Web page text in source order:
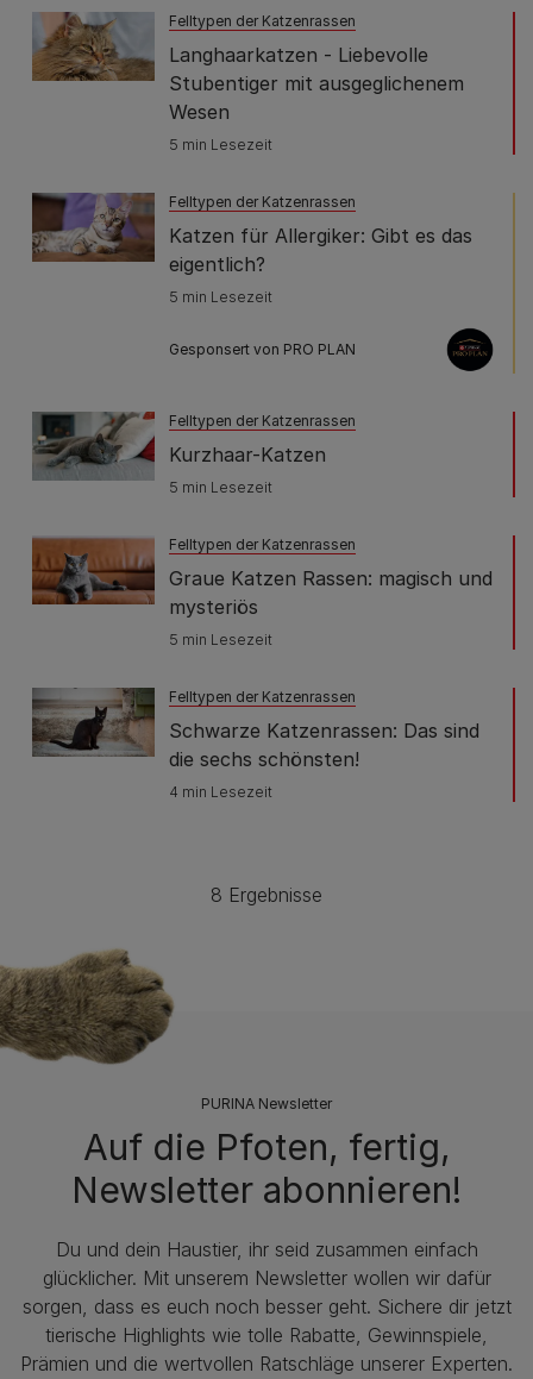
Felltypen der Katzenrassen
Langhaarkatzen - Liebevolle
Stubentiger mit ausgeglichenem
Wesen
5 min Lesezeit
Felltypen der Katzenrassen
Katzen für Allergiker: Gibt es das
eigentlich?
5 min Lesezeit
Gesponsert von PRO PLAN
Felltypen der Katzenrassen
Kurzhaar-Katzen
5 min Lesezeit
Felltypen der Katzenrassen
Graue Katzen Rassen: magisch und
mysteriös
5 min Lesezeit
Felltypen der Katzenrassen
Schwarze Katzenrassen: Das sind
die sechs schönsten!
4 min Lesezeit
8 Ergebnisse
PURINA Newsletter
Auf die Pfoten, fertig,
Newsletter abonnieren!
Du und dein Haustier, ihr seid zusammen einfach
glücklicher. Mit unserem Newsletter wollen wir dafür
sorgen, dass es euch noch besser geht. Sichere dir jetzt
tierische Highlights wie tolle Rabatte, Gewinnspiele,
Prämien und die wertvollen Ratschläge unserer Experten.